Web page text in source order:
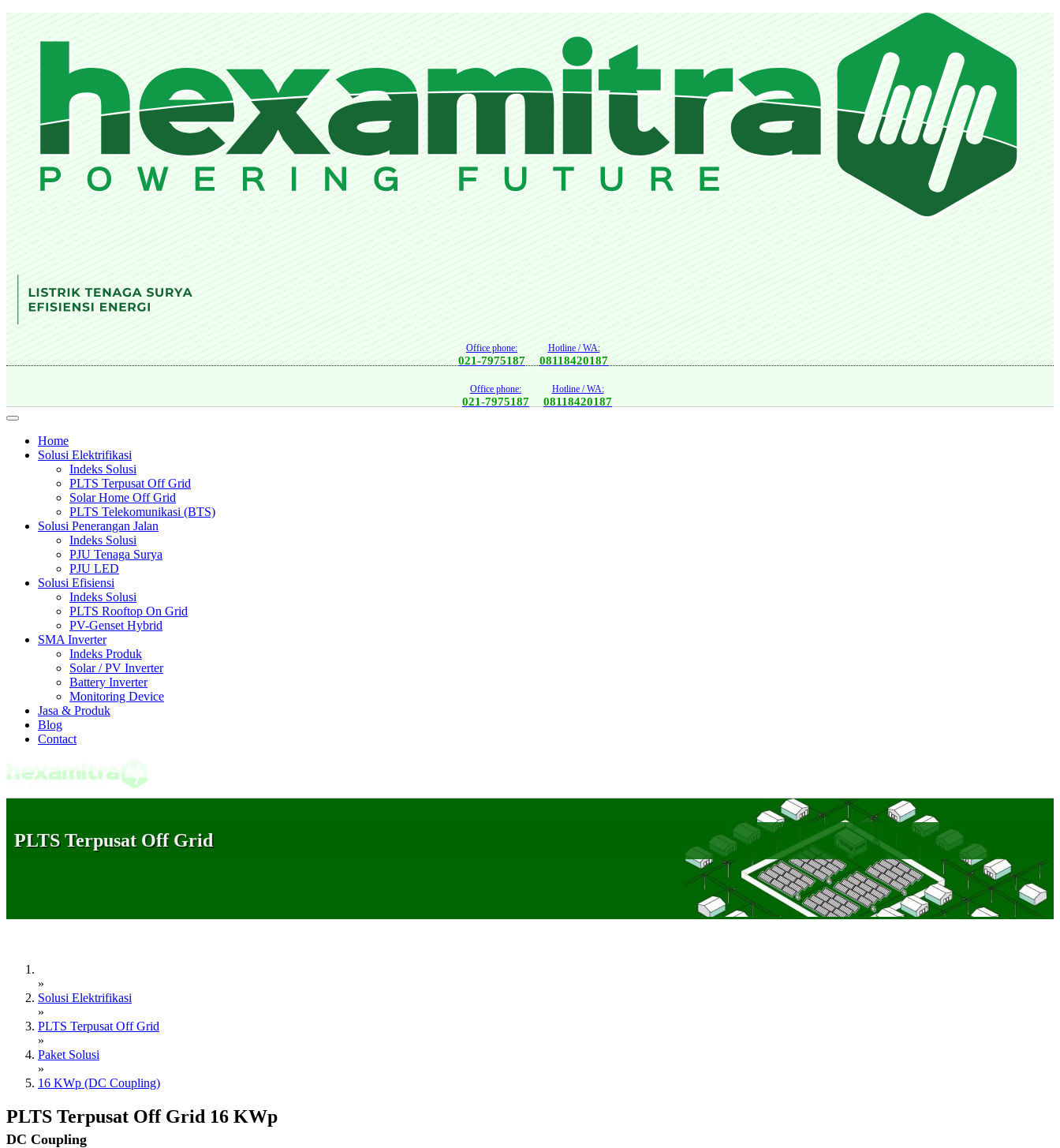
Office phone:
021-7975187
Hotline / WA:
08118420187
Office phone:
021-7975187
Hotline / WA:
08118420187
Home
Solusi Elektrifikasi
Indeks Solusi
PLTS Terpusat Off Grid
Solar Home Off Grid
PLTS Telekomunikasi (BTS)
Solusi Penerangan Jalan
Indeks Solusi
PJU Tenaga Surya
PJU LED
Solusi Efisiensi
Indeks Solusi
PLTS Rooftop On Grid
PV-Genset Hybrid
SMA Inverter
Indeks Produk
Solar / PV Inverter
Battery Inverter
Monitoring Device
Jasa & Produk
Blog
Contact
PLTS Terpusat Off Grid
»
Solusi Elektrifikasi
»
PLTS Terpusat Off Grid
»
Paket Solusi
»
16 KWp (DC Coupling)
PLTS Terpusat Off Grid 16 KWp
DC Coupling